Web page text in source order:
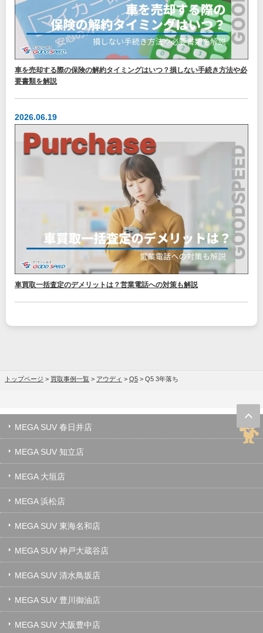
車を売却する際の保険の解約タイミングはいつ？損しない手続き方法や必
要書類を解説
2026.06.19
車買取一括査定のデメリットは？営業電話への対策も解説
トップページ > 買取事例一覧 > アウディ > Q5 > Q5 3年落ち
MEGA SUV 春日井店
MEGA SUV 知立店
MEGA 大垣店
MEGA 浜松店
MEGA SUV 東海名和店
MEGA SUV 神戸大蔵谷店
MEGA SUV 清水鳥坂店
MEGA SUV 豊川御油店
MEGA SUV 大阪豊中店